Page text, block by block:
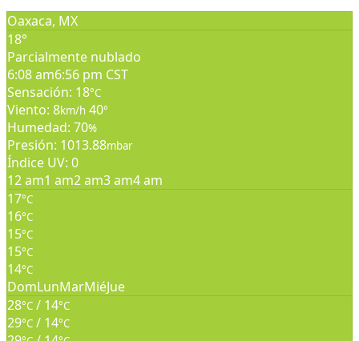
Oaxaca, MX
18°
Parcialmente nublado
6:08 am6:56 pm CST
Sensación: 18°C
Viento: 8km/h 40°
Humedad: 70%
Presión: 1013.88mbar
Índice UV: 0
12 am1 am2 am3 am4 am
17°C
16°C
15°C
15°C
14°C
DomLunMarMiéJue
28°C / 14°C
29°C / 14°C